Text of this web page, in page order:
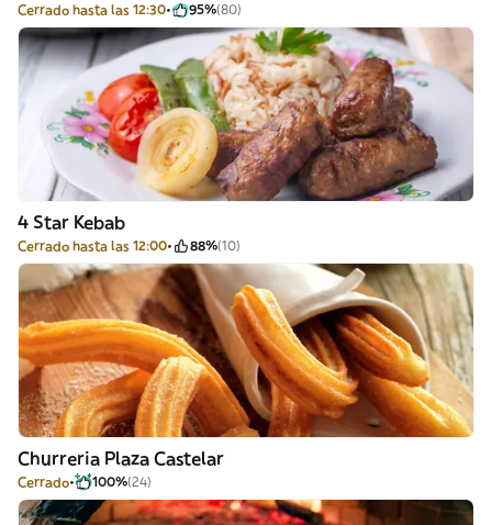
Cerrado hasta las 12:30 95%(80)
4 Star Kebab
Cerrado hasta las 12:00 88%(10)
Churreria Plaza Castelar
Cerrado 100%(24)